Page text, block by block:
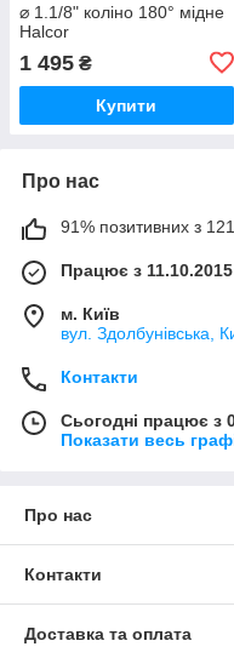
⌀ 1.1/8" коліно 180° мідне
Halcor
1 495 ₴
Купити
Про нас
91% позитивних з 121
Працює з 11.10.2015
м. Київ
вул. Здолбунівська,
Контакти
Сьогодні працює з
Показати весь
Про нас
Контакти
Доставка та оплата